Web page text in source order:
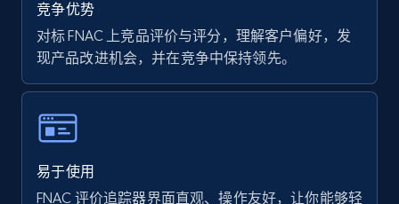
URL, Final price, Sku, Currency, Gtin,
Specifications, Image urls, Top reviews, and
more.
5.6K+
Walmart - products - Find new products by
竞争优势
对标 FNAC 上竞品评价与评分，理解客户偏好，发
现产品改进机会，并在竞争中保持领先。
易于使用
FNAC 评价追踪器界面直观、操作友好，让你能够轻